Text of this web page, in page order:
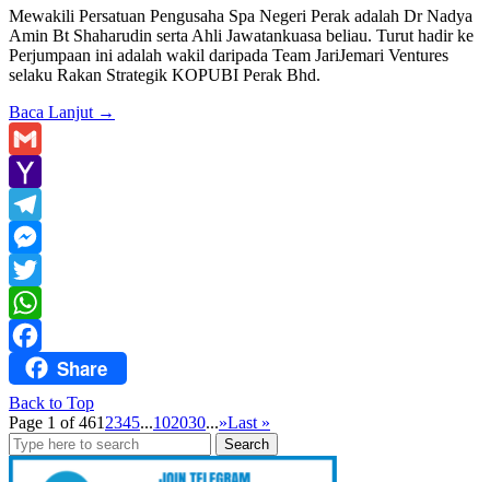
Mewakili Persatuan Pengusaha Spa Negeri Perak adalah Dr Nadya
Amin Bt Shaharudin serta Ahli Jawatankuasa beliau. Turut hadir ke
Perjumpaan ini adalah wakil daripada Team JariJemari Ventures
selaku Rakan Strategik KOPUBI Perak Bhd.
Baca Lanjut →
Gmail
Yahoo
Mail
Telegram
Messenger
Twitter
WhatsApp
FacebookShare
Back to Top
Page 1 of 461 2345...102030...»Last »
Search
for: